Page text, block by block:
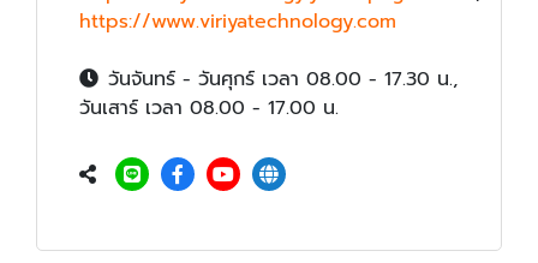
https://www.viriyatechnology.com
วันจันทร์ - วันศุกร์ เวลา 08.00 - 17.30 น.,
วันเสาร์ เวลา 08.00 - 17.00 น.